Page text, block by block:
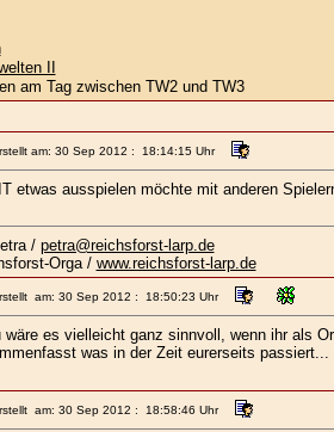
II
am Tag zwischen TW2 und TW3
am: 30 Sep 2012 : 18:14:15 Uhr
etwas ausspielen möchte mit anderen
/ petra@reichsforst-larp.de
Orga / www.reichsforst-larp.de
am: 30 Sep 2012 : 18:50:23 Uhr
wäre es vielleicht ganz sinnvoll, wenn ihr als
was in der Zeit eurerseits passiert...
am: 30 Sep 2012 : 18:58:46 Uhr